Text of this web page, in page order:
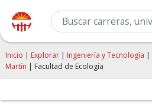
Inicio | Explorar | Ingeniería y Tecnología |
Martín | Facultad de Ecología